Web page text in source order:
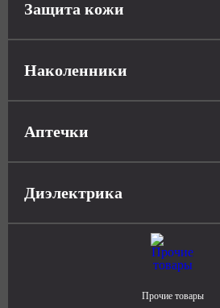
Защита кожи
Наколенники
Аптечки
Диэлектрика
Прочие товары